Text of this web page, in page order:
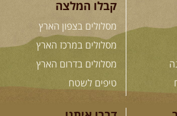
– טיול
בין נהרות
קבלו המלצה
מסלולים בצפון הארץ
מסלולים במרכז הארץ
מסלולים בדרום הארץ
טיפים לשטח